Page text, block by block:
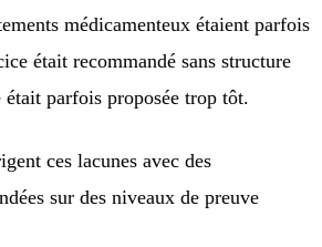
médicamenteux étaient parfois
était recommandé sans structure
parfois proposée trop tôt.
ces lacunes avec des
sur des niveaux de preuve